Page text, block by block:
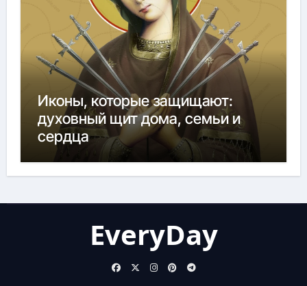
Иконы, которые защищают:
духовный щит дома, семьи и
сердца
EveryDay